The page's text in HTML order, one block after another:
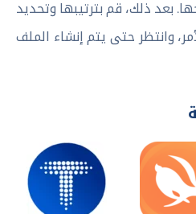
بعد ذلك، قم بترتيبها وتحديد
وانتظر حتى يتم إنشاء الملف